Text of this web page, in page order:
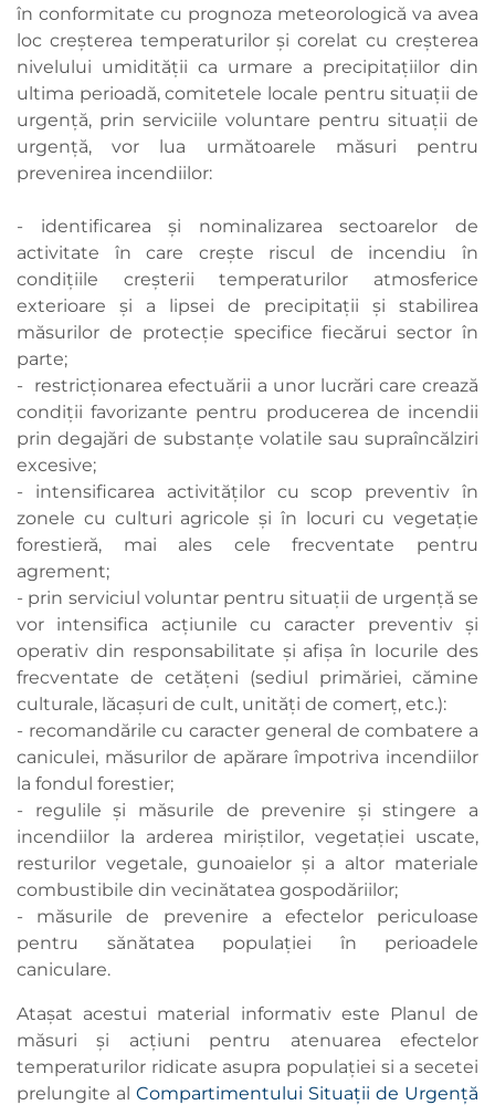
în conformitate cu prognoza meteorologică va avea
loc creşterea temperaturilor și corelat cu creşterea
nivelului umidității ca urmare a precipitaţiilor din
ultima perioadă, comitetele locale pentru situații de
urgenţă, prin serviciile voluntare pentru situații de
urgenţă, vor lua următoarele măsuri pentru
prevenirea incendiilor:
- identificarea şi nominalizarea sectoarelor de
activitate în care creşte riscul de incendiu în
condiţiile creşterii temperaturilor atmosferice
exterioare şi a lipsei de precipitaţii şi stabilirea
măsurilor de protecţie specifice fiecărui sector în
parte;
- restricţionarea efectuării a unor lucrări care crează
condiţii favorizante pentru producerea de incendii
prin degajări de substanțe volatile sau supraîncălziri
excesive;
- intensificarea activităților cu scop preventiv în
zonele cu culturi agricole şi în locuri cu vegetaţie
forestieră, mai ales cele frecventate pentru
agrement;
- prin serviciul voluntar pentru situații de urgenţă se
vor intensifica acțiunile cu caracter preventiv şi
operativ din responsabilitate și afişa în locurile des
frecventate de cetăţeni (sediul primăriei, cămine
culturale, lăcaşuri de cult, unităţi de comerţ, etc.):
- recomandările cu caracter general de combatere a
caniculei, măsurilor de apărare împotriva incendiilor
la fondul forestier;
- regulile şi măsurile de prevenire şi stingere a
incendiilor la arderea miriştilor, vegetaţiei uscate,
resturilor vegetale, gunoaielor și a altor materiale
combustibile din vecinătatea gospodăriilor;
- măsurile de prevenire a efectelor periculoase
pentru sănătatea populaţiei în perioadele
caniculare.
Atașat acestui material informativ este Planul de
măsuri și acțiuni pentru atenuarea efectelor
temperaturilor ridicate asupra populației si a secetei
prelungite al Compartimentului Situații de Urgență